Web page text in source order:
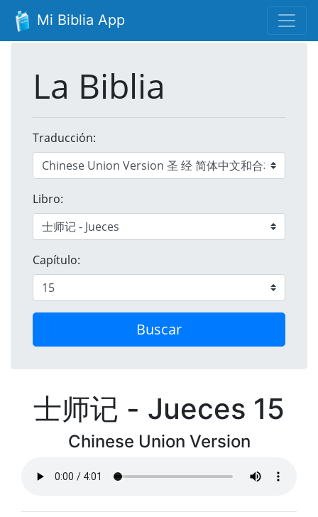
Mi Biblia App
La Biblia
Traducción:
Libro:
Capítulo:
Buscar
士师记 - Jueces 15
Chinese Union Version